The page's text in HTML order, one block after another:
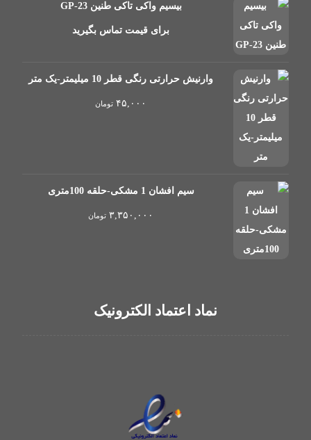
بیسیم واکی تاکی طنین GP-23
برای قیمت تماس بگیرید
وارنیش حرارتی رنگی قطر 10 میلیمتر-یک متر
۴۵,۰۰۰ تومان
سیم افشان 1 مشکی-حلقه 100متری
۳,۳۵۰,۰۰۰ تومان
نماد اعتماد الکترونیک